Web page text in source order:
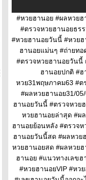
#หวยฮานอย #ผลหวย
#ตรวจหวยฮานอยธร
#หวยฮานอยวันนี้ #หวย
ฮานอยแม่นๆ #ถ่ายท
#ตรวจหวยฮานอยวัน
ฮานอยปกติ #ฮ
หวย31พฤษภาคม63 #
#ผลหวยฮานอย31/
ฮานอยวันนี้ #ตรวจหวย
หวยฮานอยล่าสุด #ผ
ฮานอยย้อนหลัง #ตรวจ
ฮานอยวันนี้สด #ผลหวย
หวยฮานอยสด #ผลหวย
ฮานอย #แนวทางเลข
#หวยฮานอยVIP #หว